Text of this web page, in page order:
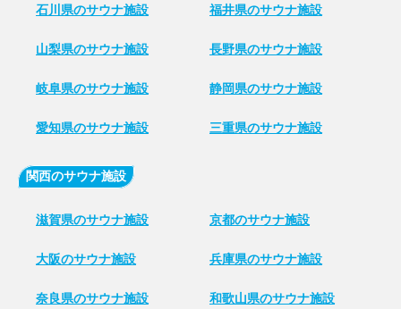
石川県のサウナ施設 福井県のサウナ施設
山梨県のサウナ施設 長野県のサウナ施設
岐阜県のサウナ施設 静岡県のサウナ施設
愛知県のサウナ施設 三重県のサウナ施設
関西のサウナ施設
滋賀県のサウナ施設 京都のサウナ施設
大阪のサウナ施設 兵庫県のサウナ施設
奈良県のサウナ施設 和歌山県のサウナ施設